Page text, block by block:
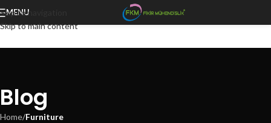
Skip to navigation
Skip to main content
MENU
Blog
Home/Furniture